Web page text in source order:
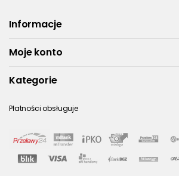
Informacje
Moje konto
Kategorie
Płatności obsługuje